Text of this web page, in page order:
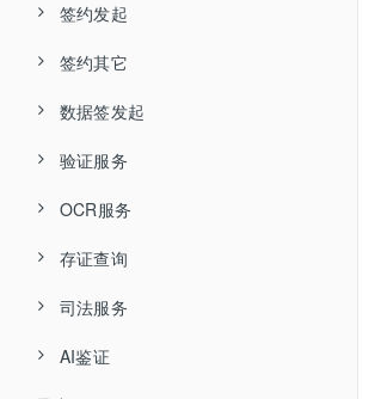
企业实名认证状态查询
个人实名认证状态查询
用户实名认证修改
上传企业自定义印章
企业人脸校验上传
上传个人自定义印章图片
个人认证申请资料上传
获取或修改制作合同模板页面
查询合同模板列表
合同模板预览
查询合同模板变量信息
签约发起
签约发起-文件类API
签约发起-html源码类API
签约发起-模板类API
已设置表单的PDF文件发起
PDF模板添加
PDF模板查询
PDF模板预览
SaaS_API发起
文件发起
签字位置指定
扩展
签约其它
获取签约链接
获取签约链接（短链接）
获取签约查看链接
获取文件下载链接
SaaS_API 合同文件下载
获取合同编号
撤销签约合同
数据签发起
数据签发起
数据签日志PDF文件下载
验证服务
银行卡三要素认证
银行卡三要素认证--详版
银行卡三要素认证---非大陆居民
银行卡四要素认证
OCR服务
身份证识别
银行卡识别
行驶证识别
存证查询
查询存证信息
获取电子数据存证证书查看链接
司法服务
仲裁
AI鉴证